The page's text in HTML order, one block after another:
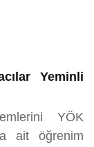
Yeminli
YÖK
ait öğrenim